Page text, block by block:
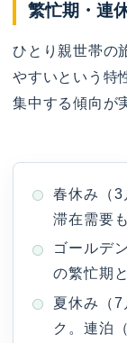
繁忙期・連
ひとり親世帯の
やすいという特
集中する傾向が
春休み（
滞在需要
ゴールデ
の繁忙期
夏休み（
ク。連泊